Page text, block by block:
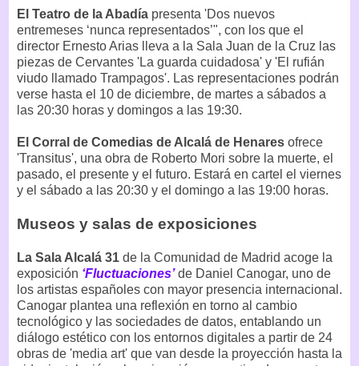
El Teatro de la Abadía presenta 'Dos nuevos
entremeses ‘nunca representados’", con los que el
director Ernesto Arias lleva a la Sala Juan de la Cruz las
piezas de Cervantes 'La guarda cuidadosa' y 'El rufián
viudo llamado Trampagos'. Las representaciones podrán
verse hasta el 10 de diciembre, de martes a sábados a
las 20:30 horas y domingos a las 19:30.
El Corral de Comedias de Alcalá de Henares ofrece
'Transitus', una obra de Roberto Mori sobre la muerte, el
pasado, el presente y el futuro. Estará en cartel el viernes
y el sábado a las 20:30 y el domingo a las 19:00 horas.
Museos y salas de exposiciones
La Sala Alcalá 31 de la Comunidad de Madrid acoge la
exposición ‘Fluctuaciones’de Daniel Canogar, uno de
los artistas españoles con mayor presencia internacional.
Canogar plantea una reflexión en torno al cambio
tecnológico y las sociedades de datos, entablando un
diálogo estético con los entornos digitales a partir de 24
obras de 'media art' que van desde la proyección hasta la